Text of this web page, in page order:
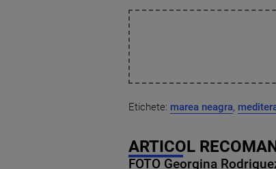
Etichete: marea neagra,
ARTICOL
FOTO Georgina